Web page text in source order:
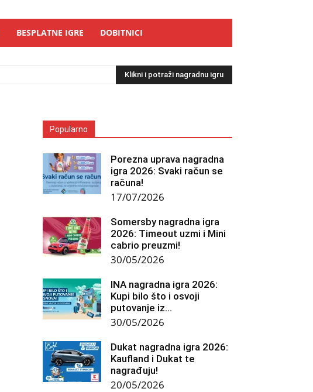
BESPLATNE IGRE DOBITNICI
Klikni i potraži nagradnu igru
Popularno
Porezna uprava nagradna
igra 2026: Svaki račun se
računa!
17/07/2026
Somersby nagradna igra
2026: Timeout uzmi i Mini
cabrio preuzmi!
30/05/2026
INA nagradna igra 2026:
Kupi bilo što i osvoji
putovanje iz...
30/05/2026
Dukat nagradna igra 2026:
Kaufland i Dukat te
nagrađuju!
20/05/2026